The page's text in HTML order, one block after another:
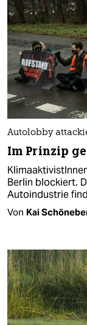
Autolobby
Im Prinzip
Berlin blockiert.
Autoindustrie
Von Kai